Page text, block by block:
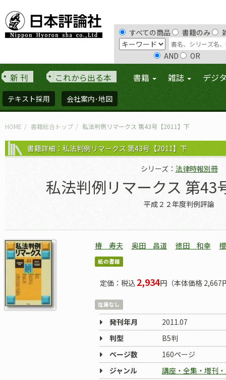
すべての商品 書籍のみ
AND OR
新 刊 これから出る本 書籍 雑誌 デジ
テキスト採用 会社案内･地図
HOME 書籍総合トップ 私法判例リマークス 第43号【2011】下
書籍詳細：私法判例リマークス 第43号【2011】下
シリーズ： 法律時報別冊
私法判例リマークス 第43
平成２２年度判例評論
椿 寿夫 奥田 昌道 徳田 和幸
紙の書籍
定価：税込 2,934円（本体価格 2,667
在庫なし
発刊年月
2011.07
判型
B5判
ページ数
160ページ
ジャンル
講座・全集・増刊